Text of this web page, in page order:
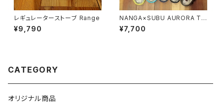
レギュレーターストーブ Range
¥9,790
NANGA×SUBU AURORA TE
X WINTER SANDAL
¥7,700
CATEGORY
オリジナル商品